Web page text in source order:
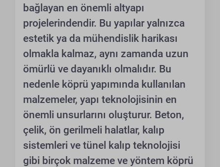
bağlayan en önemli altyapı
projelerindendir. Bu yapılar yalnızca
estetik ya da mühendislik harikası
olmakla kalmaz, aynı zamanda uzun
ömürlü ve dayanıklı olmalıdır. Bu
nedenle köprü yapımında kullanılan
malzemeler, yapı teknolojisinin en
önemli unsurlarını oluşturur. Beton,
çelik, ön gerilmeli halatlar, kalıp
sistemleri ve tünel kalıp teknolojisi
gibi birçok malzeme ve yöntem köprü